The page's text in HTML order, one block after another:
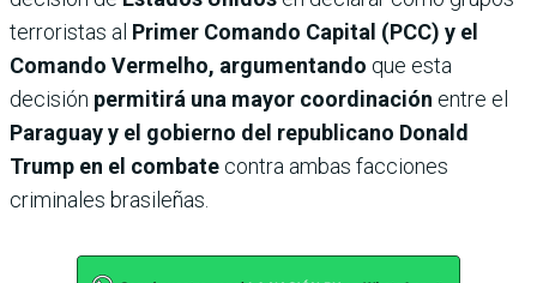
terroristas al Primer Comando Capital (PCC) y el
Comando Vermelho, argumentando que esta
decisión permitirá una mayor coordinación entre el
Paraguay y el gobierno del republicano Donald
Trump en el combate contra ambas facciones
criminales brasileñas.